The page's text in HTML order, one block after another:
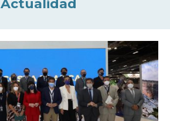
Actualidad